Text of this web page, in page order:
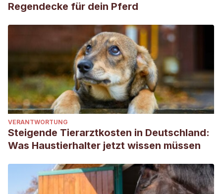
Regendecke für dein Pferd
VERANTWORTUNG
Steigende Tierarztkosten in Deutschland:
Was Haustierhalter jetzt wissen müssen